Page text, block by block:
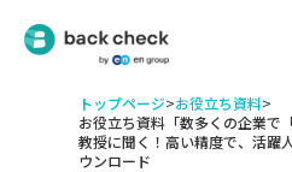
トップページ>お役立ち資料>
お役立ち資料「数多くの企業で
教授に聞く！高い精度で、活躍
ウンロード